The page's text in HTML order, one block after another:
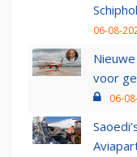
Schiphol
06-08-
voor
06-